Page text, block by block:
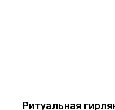
Ритуальная